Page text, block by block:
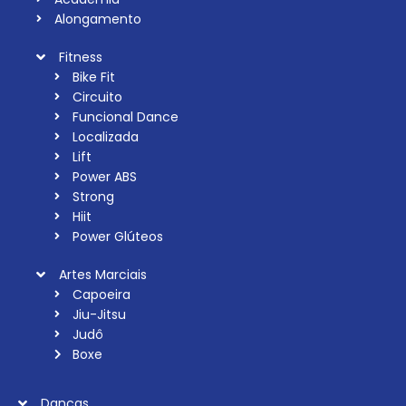
Alongamento
Fitness
Bike Fit
Circuito
Funcional Dance
Localizada
Lift
Power ABS
Strong
Hiit
Power Glúteos
Artes Marciais
Capoeira
Jiu-Jitsu
Judô
Boxe